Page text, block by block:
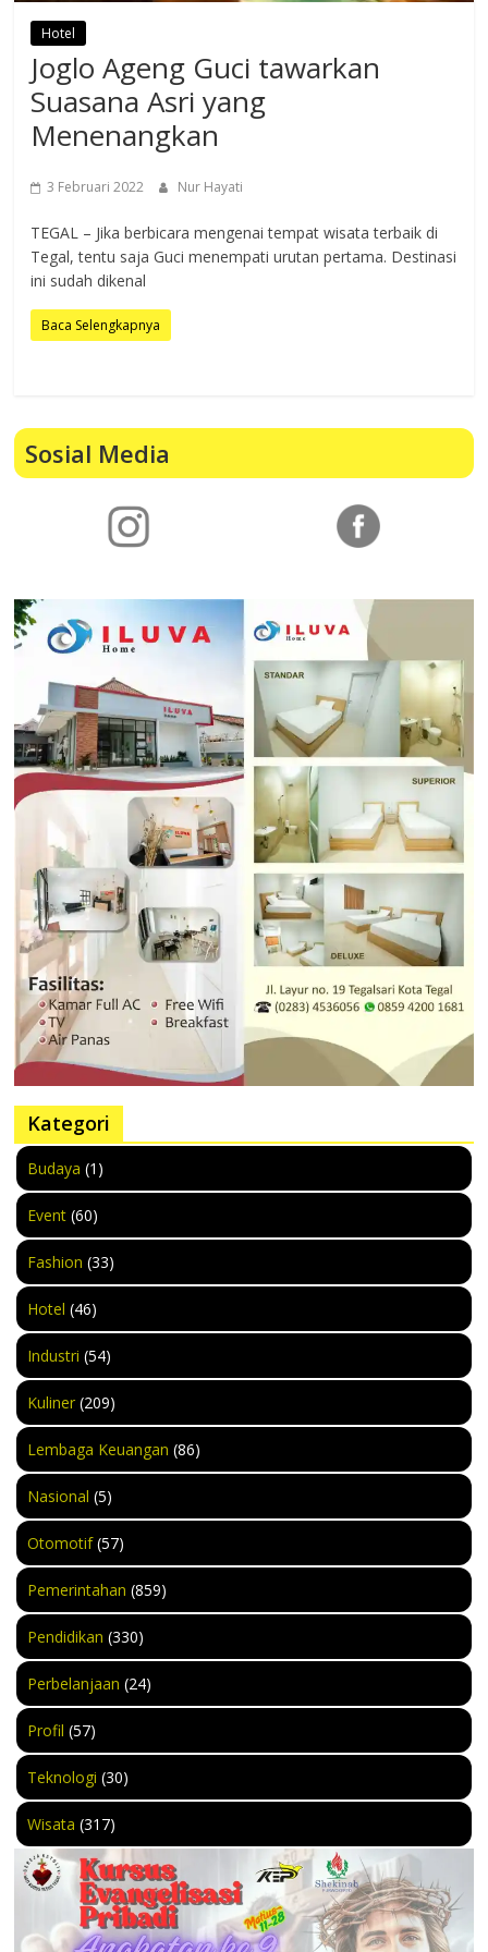
Hotel
Joglo Ageng Guci tawarkan
Suasana Asri yang
Menenangkan
3 Februari 2022 Nur Hayati
TEGAL – Jika berbicara mengenai tempat wisata terbaik di
Tegal, tentu saja Guci menempati urutan pertama. Destinasi
ini sudah dikenal
Baca Selengkapnya
Sosial Media
Kategori
Budaya (1)
Event (60)
Fashion (33)
Hotel (46)
Industri (54)
Kuliner (209)
Lembaga Keuangan (86)
Nasional (5)
Otomotif(57)
Pemerintahan (859)
Pendidikan (330)
Perbelanjaan (24)
Profil (57)
Teknologi (30)
Wisata (317)